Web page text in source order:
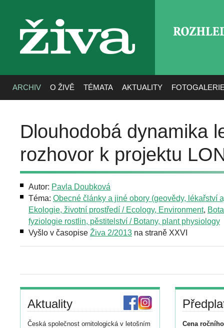
živa
ARCHIV O ŽIVĚ TÉMATA AKTUALITY
Dlouhodobá dynamika
rozhovor k projektu
Autor: Pavla Doubková
Téma: Obecné články a jiné obory (geovědy, lékařství
Ekologie, životní prostředí / Ecology, Environment,
fyziologie rostlin, pěstitelství / Botany, plant physiology
Vyšlo v časopise Živa 2/2013 na straně XXVI
Aktuality
Česká společnost ornitologická v letošním
Cena